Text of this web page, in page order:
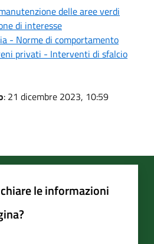
delle aree verdi
di interesse
- Norme di comportamento
privati - Interventi di sfalcio
: 21 dicembre 2023, 10:59
le informazioni